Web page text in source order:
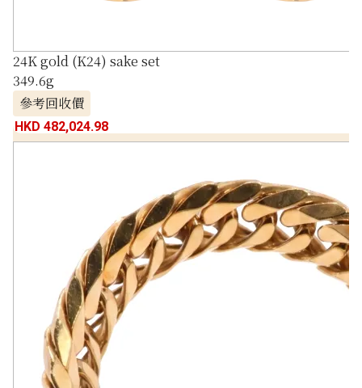
24K gold (K24) sake set
349.6g
參考回收價
HKD 482,024.98